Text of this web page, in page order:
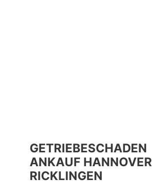
GETRIEBESCHADEN
ANKAUF HANNOVER
RICKLINGEN